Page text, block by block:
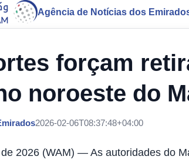
Agência de Notícias dos
forçam
noroeste do
2026-02-06T08:37:48+04:00
2026 (WAM) — As autoridades do